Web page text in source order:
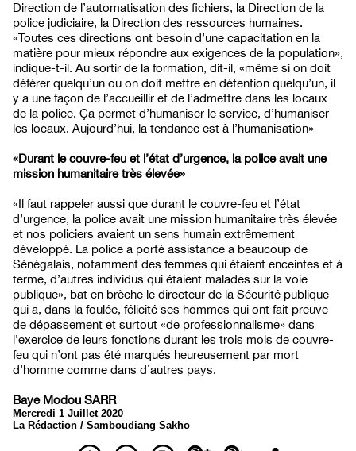
Direction de l’automatisation des fichiers, la Direction de la
police judiciaire, la Direction des ressources humaines.
«Toutes ces directions ont besoin d’une capacitation en la
matière pour mieux répondre aux exigences de la population»,
indique-t-il. Au sortir de la formation, dit-il, «même si on doit
déférer quelqu’un ou on doit mettre en détention quelqu’un, il
y a une façon de l’accueillir et de l’admettre dans les locaux
de la police. Ça permet d’humaniser le service, d’humaniser
les locaux. Aujourd’hui, la tendance est à l’humanisation»
«Durant le couvre-feu et l’état d’urgence, la police avait une
mission humanitaire très élevée»
«Il faut rappeler aussi que durant le couvre-feu et l’état
d’urgence, la police avait une mission humanitaire très élevée
et nos policiers avaient un sens humain extrêmement
développé. La police a porté assistance a beaucoup de
Sénégalais, notamment des femmes qui étaient enceintes et à
terme, d’autres individus qui étaient malades sur la voie
publique», bat en brèche le directeur de la Sécurité publique
qui a, dans la foulée, félicité ses hommes qui ont fait preuve
de dépassement et surtout «de professionnalisme» dans
l’exercice de leurs fonctions durant les trois mois de couvre-
feu qui n’ont pas été marqués heureusement par mort
d’homme comme dans d’autres pays.
Baye Modou SARR
Mercredi 1 Juillet 2020
La Rédaction / Samboudiang Sakho